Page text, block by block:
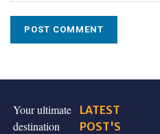
Your ultimate
destination
LATEST
POST'S